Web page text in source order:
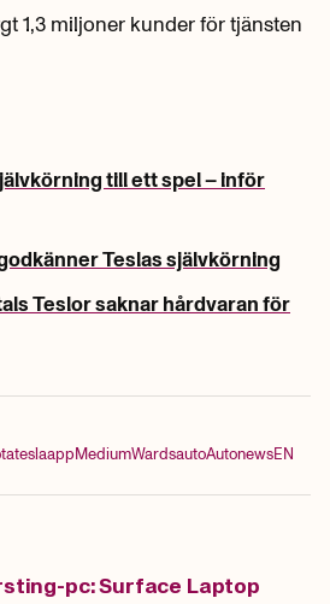
1,3 miljoner kunder för tjänsten
till ett spel – inför
Teslas självkörning
Teslor saknar hårdvaran för
MediumWardsautoAutonewsEN
pc: Surface Laptop